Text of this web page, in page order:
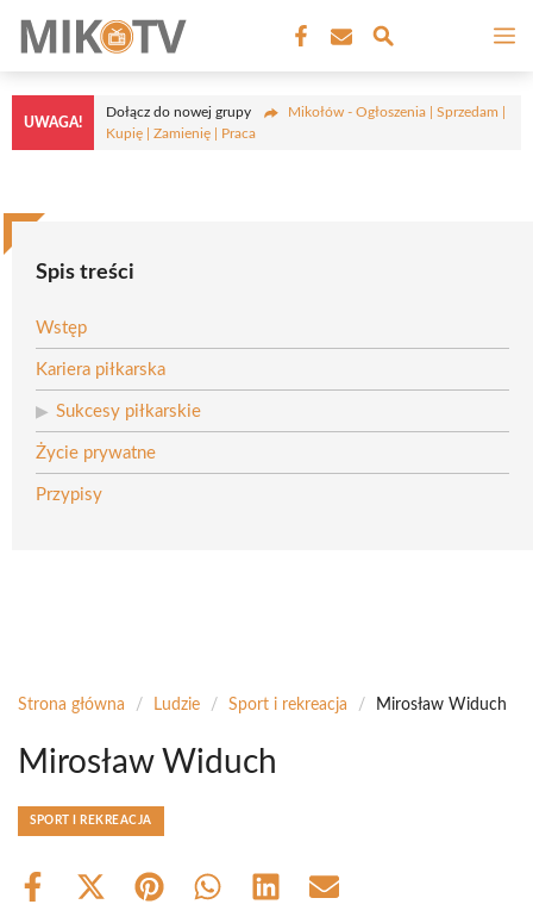
treści
UWAGA!
Dołącz do nowej grupy
Mikołów - Ogłoszenia | Sprzedam |
Kupię | Zamienię | Praca
Spis treści
Wstęp
Kariera piłkarska
Sukcesy piłkarskie
Życie prywatne
Przypisy
Strona główna / Ludzie / Sport i rekreacja / Mirosław Widuch
Mirosław Widuch
SPORT I REKREACJA
Share
Share Share Share Share Share